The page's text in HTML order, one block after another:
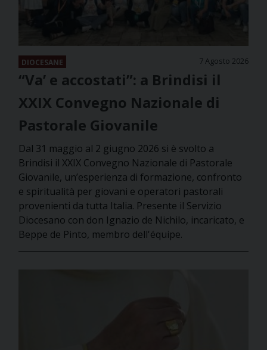
DIOCESANE 7 Agosto 2026
“Va’ e accostati”: a Brindisi il
XXIX Convegno Nazionale di
Pastorale Giovanile
Dal 31 maggio al 2 giugno 2026 si è svolto a
Brindisi il XXIX Convegno Nazionale di Pastorale
Giovanile, un’esperienza di formazione, confronto
e spiritualità per giovani e operatori pastorali
provenienti da tutta Italia. Presente il Servizio
Diocesano con don Ignazio de Nichilo, incaricato, e
Beppe de Pinto, membro dell'équipe.